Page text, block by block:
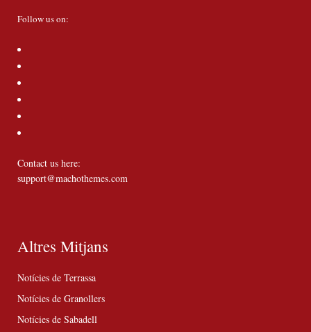
Follow us on:
Contact us here:
support@machothemes.com
Altres Mitjans
Notícies de Terrassa
Notícies de Granollers
Notícies de Sabadell